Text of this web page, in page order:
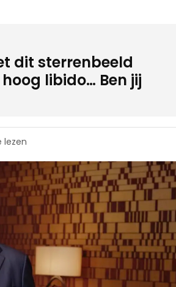
dit sterrenbeeld
libido… Ben jij
lezen